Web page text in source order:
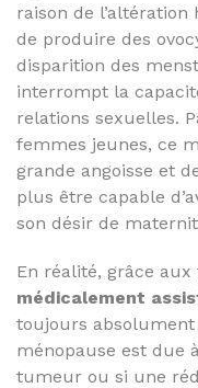
raison de
de produire des
disparition des
interrompt la
relations sexuelles.
femmes jeunes, ce
grande angoisse et
plus être capable
son désir de
En réalité, grâce
médicalement
toujours absolument
ménopause est due
tumeur ou si une